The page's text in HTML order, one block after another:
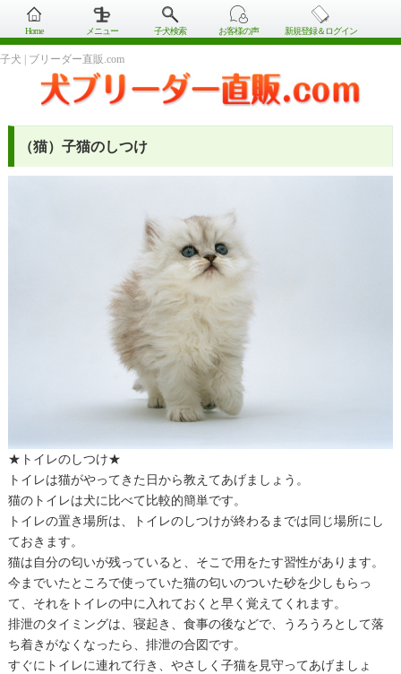
Home メニュー 子犬検索 お客様の声 新規登録＆ログイン
子犬 | ブリーダー直販.com
（猫）子猫のしつけ
★トイレのしつけ★
トイレは猫がやってきた日から教えてあげましょう。
猫のトイレは犬に比べて比較的簡単です。
トイレの置き場所は、トイレのしつけが終わるまでは同じ場所にし
ておきます。
猫は自分の匂いが残っていると、そこで用をたす習性があります。
今までいたところで使っていた猫の匂いのついた砂を少しもらっ
て、それをトイレの中に入れておくと早く覚えてくれます。
排泄のタイミングは、寝起き、食事の後などで、うろうろとして落
ち着きがなくなったら、排泄の合図です。
すぐにトイレに連れて行き、やさしく子猫を見守ってあげましょ